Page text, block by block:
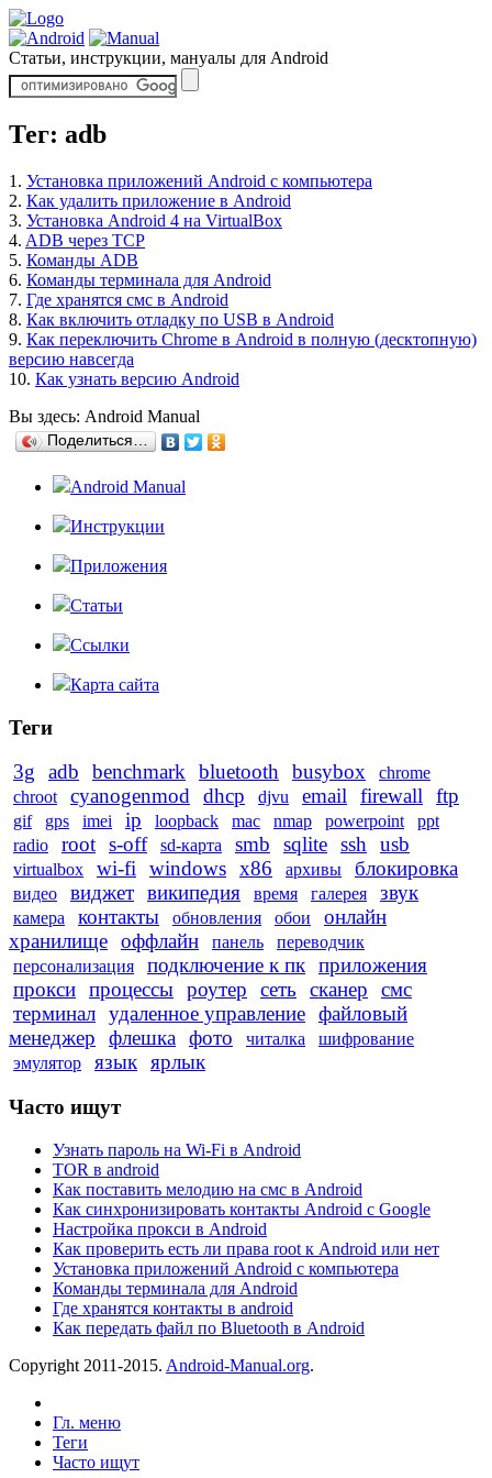
Статьи, инструкции, мануалы для Android
Тег: adb
1. Установка приложений Android с компьютера
2. Как удалить приложение в Android
3. Установка Android 4 на VirtualBox
4. ADB через TCP
5. Команды ADB
6. Команды терминала для Android
7. Где хранятся смс в Android
8. Как включить отладку по USB в Android
9. Как переключить Chrome в Android в полную (десктопную)
версию навсегда
10. Как узнать версию Android
Вы здесь: Android Manual
Поделиться…
Android Manual
Инструкции
Приложения
Статьи
Ссылки
Карта сайта
Теги
3g
adb benchmark bluetooth busybox
chrome
chroot
cyanogenmod dhcp djvu email firewall ftp
gif gps imei ip loopback mac nmap powerpoint
ppt
radio
root s-off sd-карта smb sqlite ssh usb
virtualbox wi-fi windows x86 архивы блокировка
видео виджет википедия время галерея звук
камера контакты обновления обои
онлайн
хранилище оффлайн панель
переводчик
персонализация
подключение к пк приложения
прокси процессы роутер сеть сканер
смс
терминал удаленное управление файловый
менеджер
флешка фото читалка
шифрование
эмулятор
язык ярлык
Часто ищут
Узнать пароль на Wi-Fi в Android
TOR в android
Как поставить мелодию на смс в Android
Как синхронизировать контакты Android с Google
Настройка прокси в Android
Как проверить есть ли права root к Android или нет
Установка приложений Android с компьютера
Команды терминала для Android
Где хранятся контакты в android
Как передать файл по Bluetooth в Android
Copyright 2011-2015. Android-Manual.org.
Гл. меню
Теги
Часто ищут